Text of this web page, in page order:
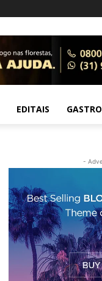
EDITAIS
-